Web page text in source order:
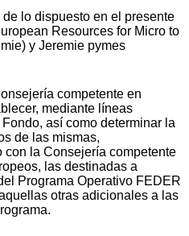
lo dispuesto en el presente
Resources for Micro to
y Jeremie pymes
competente en
mediante líneas
así como determinar la
de las mismas,
la Consejería competente
las destinadas a
Programa Operativo FEDER
otras adicionales a las